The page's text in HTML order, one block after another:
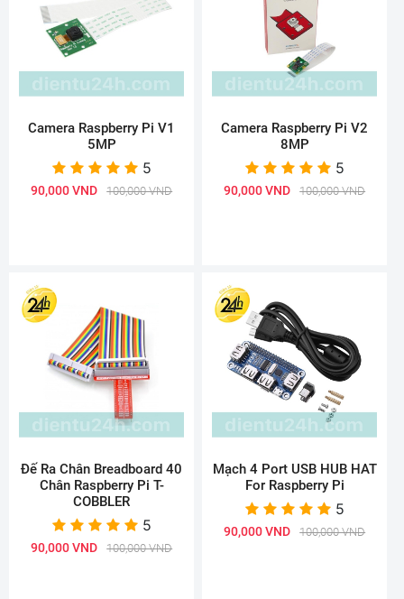
Camera Raspberry Pi V1
5MP
5
90,000 VND 100,000 VND
Camera Raspberry Pi V2
8MP
5
90,000 VND 100,000 VND
Đế Ra Chân Breadboard 40
Chân Raspberry Pi T-
COBBLER
5
90,000 VND 100,000 VND
Mạch 4 Port USB HUB HAT
For Raspberry Pi
5
90,000 VND 100,000 VND